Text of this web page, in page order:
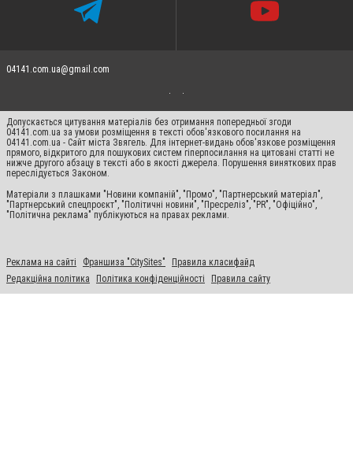
04141.com.ua@gmail.com
Допускається цитування матеріалів без отримання попередньої згоди
04141.com.ua за умови розміщення в тексті обов'язкового посилання на
04141.com.ua - Сайт міста Звягель. Для інтернет-видань обов'язкове розміщення
прямого, відкритого для пошукових систем гіперпосилання на цитовані статті не
нижче другого абзацу в тексті або в якості джерела. Порушення виняткових прав
переслідується Законом.
Матеріали з плашками "Новини компаній", "Промо", "Партнерський матеріал",
"Партнерський спецпроєкт", "Політичні новини", "Пресреліз", "PR", "Офіційно",
"Політична реклама" публікуються на правах реклами.
Реклама на сайті Франшиза "CitySites"
Правила класифайд
Редакційна політика
Політика конфіденційності Правила сайту